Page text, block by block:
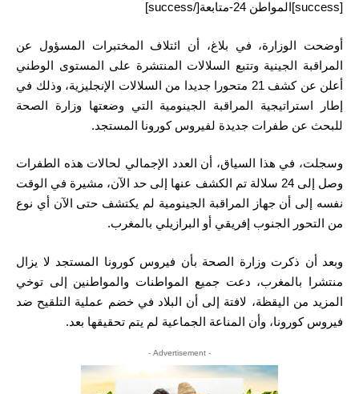
[success]المواطن 24-متابعة[/success]
أوضحت الوزارة، في بلاغ، أن ائتلاف المختبرات المسؤول عن
المراقبة الجينية وتتبع السلالات المنتشرة على المستوى الوطني
أعلن عن كشف 21 متحورا جديدا من السلالات الإنجليزية، وذلك في
إطار استراتيجية المراقبة الجينومية التي وضعتها وزارة الصحة
للبحث عن طفرات جديدة لفيروس كورونا المستجد.
وسجلت، في هذا السياق، أن العدد الإجمالي لحالات هذه الطفرات
وصل إلى 24 سلالة تم الكشف عنها إلى حد الآن، مشيرة في الوقت
نفسه إلى أن جهاز المراقبة الجينومية لم يكتشف حتى الآن أي نوع
من التحور الجنوب إفريقي أو البرازيلي بالمغرب.
وبعد أن ذكرت وزارة الصحة بأن فيروس كورونا المستجد لا يزال
منتشرا بالمغرب، دعت جميع المواطنات والمواطنين إلى توخي
المزيد من اليقظة، لافتة إلى أن البلاد في خضم عملية التلقيح ضد
فيروس كورونا، وأن المناعة الجماعية لم يتم تحقيقها بعد.
- Advertisement -